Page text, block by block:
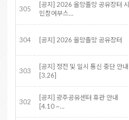
305
[공지] 2026 올망졸망 공유장터 시
민참여부스…
304 [공지] 2026 올망졸망 공유장터
303
[공지] 정전 및 일시 통신 중단 안내
[3.26]
302
[공지] 광주공유센터 휴관 안내
[4.10 ~…